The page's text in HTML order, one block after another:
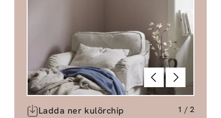
Föregående
Nästa
Ladda ner kulörchip 1 / 2